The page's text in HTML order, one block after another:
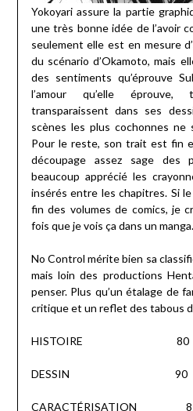
Yokoyari assure la partie
une très bonne idée de l’avoir
seulement elle est en mesure
du scénario d’Okamoto, mais
des sentiments qu’éprouve
l’amour qu’elle
transparaissent dans ses
scènes les plus cochonnes
Pour le reste, son trait est fin
découpage assez sage des
beaucoup apprécié les
insérés entre les chapitres. Si
fin des volumes de comics, je
fois que je vois ça dans un manga.
No Control mérite bien sa
mais loin des productions
penser. Plus qu’un étalage de
critique et un reflet des tabous
HISTOIRE 80
DESSIN 90
CARACTÉRISATION